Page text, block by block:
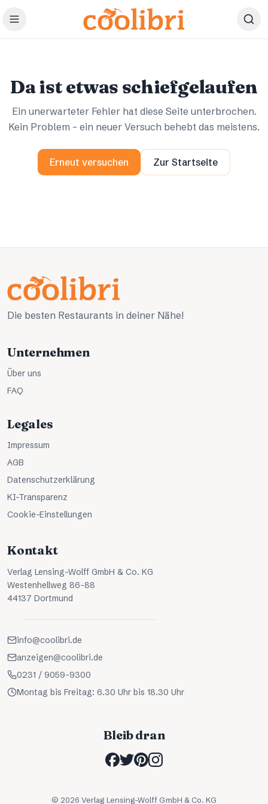
Zum Hauptinhalt springen
Da ist etwas schiefgelaufen
Ein unerwarteter Fehler hat diese Seite unterbrochen.
Kein Problem – ein neuer Versuch behebt das meistens.
Erneut versuchen Zur Startseite
Die besten Restaurants in deiner Nähe!
Unternehmen
Über uns
FAQ
Legales
Impressum
AGB
Datenschutzerklärung
KI-Transparenz
Cookie-Einstellungen
Kontakt
Verlag Lensing-Wolff GmbH & Co. KG
Westenhellweg 86-88
44137 Dortmund
info@coolibri.de
anzeigen@coolibri.de
0231 / 9059-9300
Montag bis Freitag: 6.30 Uhr bis 18.30 Uhr
Bleib dran
© 2026 Verlag Lensing-Wolff GmbH & Co. KG